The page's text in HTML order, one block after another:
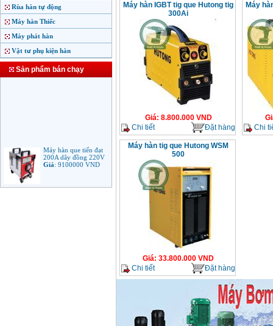
Rùa hàn tự động
Máy hàn Thiếc
Máy phát hàn
Vật tư phụ kiện hàn
Sản phẩm bán chạy
Máy hàn que tiến đạt
200A dây đồng 220V
Giá:9100000VND
Máy hàn IGBT tig que Hutong tig
300Ai
Giá: 8.800.000VND
Chi tiết
Đặt hàng
Máy
Chi
Máy hàn tig que Hutong WSM
500
Giá: 33.800.000 VND
Chi tiết
Đặt hàng